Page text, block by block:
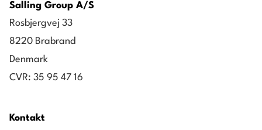
Salling Group A/S
Rosbjergvej 33
8220 Brabrand
Denmark
CVR: 35 95 47 16
Kontakt